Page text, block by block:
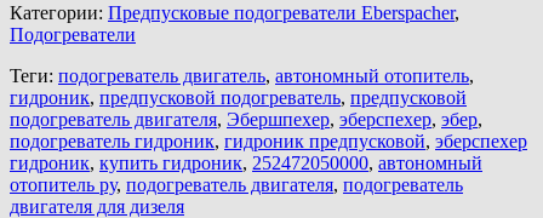
Категории: Предпусковые подогреватели Eberspacher,
Подогреватели
Теги: подогреватель двигатель, автономный отопитель,
гидроник, предпусковой подогреватель, предпусковой
подогреватель двигателя, Эбершпехер, эберспехер, эбер,
подогреватель гидроник, гидроник предпусковой, эберспехер
гидроник, купить гидроник, 252472050000, автономный
отопитель ру, подогреватель двигателя, подогреватель
двигателя для дизеля